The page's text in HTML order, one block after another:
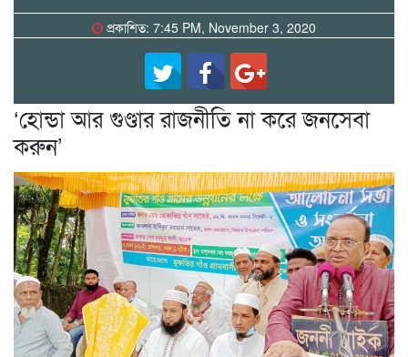
প্রকাশিত: 7:45 PM, November 3, 2020
‘হোন্ডা আর গুণ্ডার রাজনীতি না করে জনসেবা
করুন’